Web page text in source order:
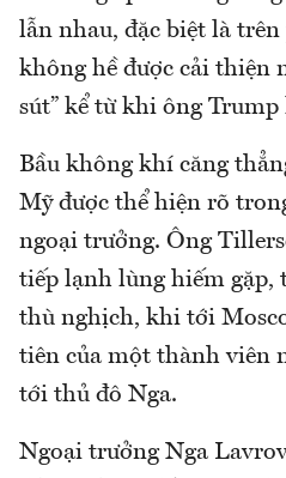
lẫn nhau, đặc biệt là
không hề được cải thiện
sút” kể từ khi ông Trump
Bầu không khí căng
Mỹ được thể hiện rõ
ngoại trưởng. Ông
tiếp lạnh lùng hiếm gặp,
thù nghịch, khi tới
tiên của một thành viên
tới thủ đô Nga.
Ngoại trưởng Nga